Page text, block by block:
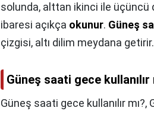
solunda, alttan ikinci ile üçüncü
ibaresi açıkça okunur. Güneş
çizgisi, altı dilim meydana getirir.
Güneş saati gece kullanılır
Güneş saati gece kullanılır mı?,